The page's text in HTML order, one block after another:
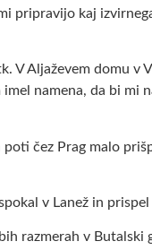
pripravijo kaj
V Aljaževem domu v
namena, da bi
čez Prag malo
v Lanež in
razmerah v